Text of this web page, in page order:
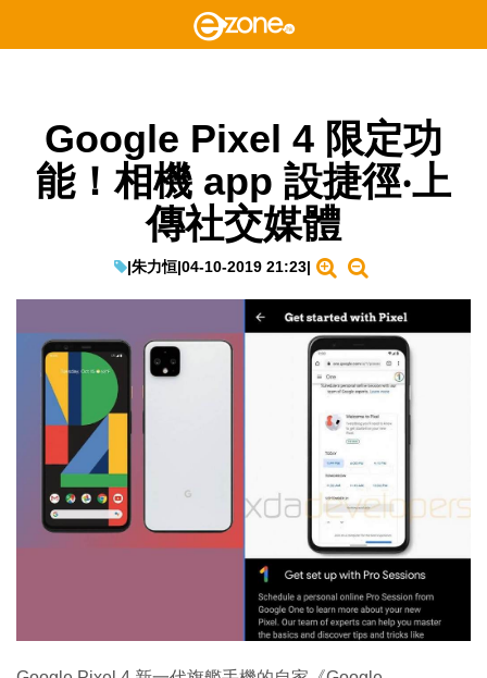
Google Pixel 4 限定功
能！相機 app 設捷徑‧上
傳社交媒體
|朱力恒|04-10-2019 21:23|